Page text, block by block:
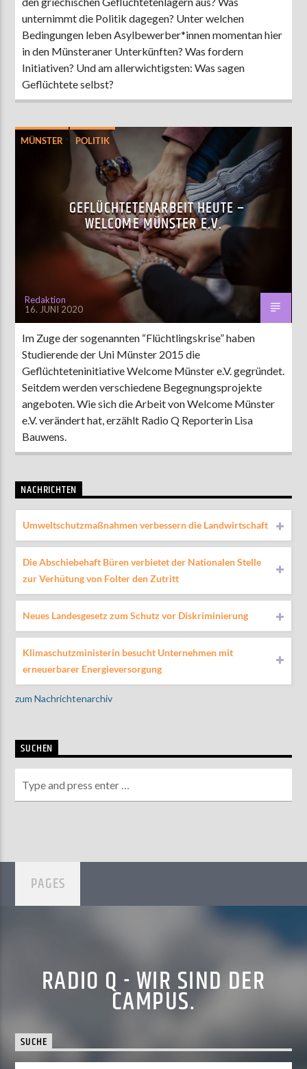
unternimmt die Politik dagegen? Unter welchen
Bedingungen leben Asylbewerber*innen momentan hier
in den Münsteraner Unterkünften? Was fordern
Initiativen? Und am allerwichtigsten: Was sagen
Geflüchtete selbst?
MÜNSTER POLITIK
GEFLÜCHTETENARBEIT HEUTE –
WELCOME MÜNSTER E.V.
Redaktion
16. JUNI 2020
Im Zuge der sogenannten “Flüchtlingskrise” haben
Studierende der Uni Münster 2015 die
Geflüchteteninitiative Welcome Münster e.V. gegründet.
Seitdem werden verschiedene Begegnungsprojekte
angeboten. Wie sich die Arbeit von Welcome Münster
e.V. verändert hat, erzählt Radio Q Reporterin Lisa
Bauwens.
NACHRICHTEN
Umweltschutzmaßnahmen verbessern die Landwirtschaft
Die Abschiebehaft Büren verbietet der Nationalen Stelle
zur Verhütung von Folter den Zutritt
Neues Landesgesetz zum Schutz vor Diskriminierung
Klimaschutzministerin besucht Unternehmen mit
erneuerbarer Energieversorgung
zum Nachrichtenarchiv
SUCHEN
PAGES
RADIO Q - WIR SIND DER
CAMPUS.
SUCHE